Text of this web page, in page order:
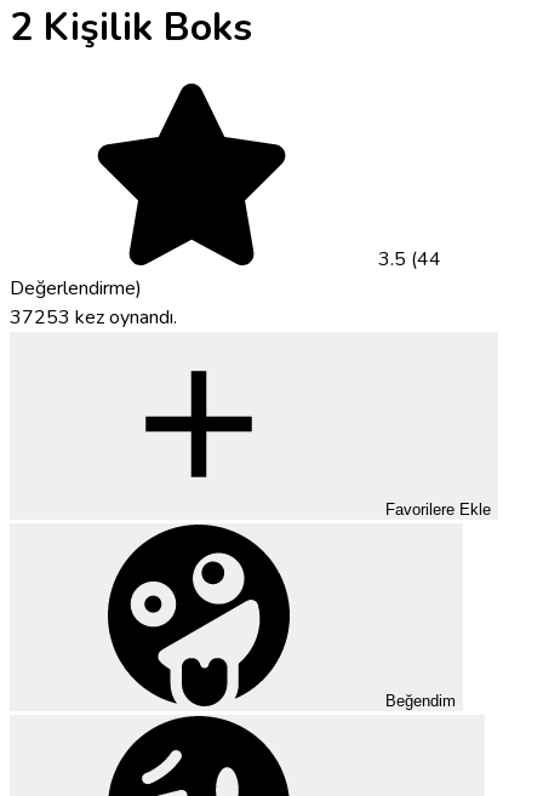
2 Kişilik Boks
3.5 (44
Değerlendirme)
37253 kez oynandı.
Favorilere Ekle
Beğendim